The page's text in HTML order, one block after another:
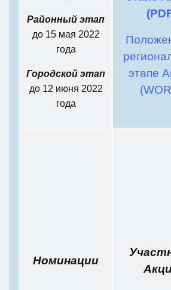
Районный этап
до 15 мая 2022
года
Городской этап
до 12 июня 2022
года
этапе
Номинации